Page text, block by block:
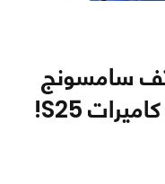
سامسونج